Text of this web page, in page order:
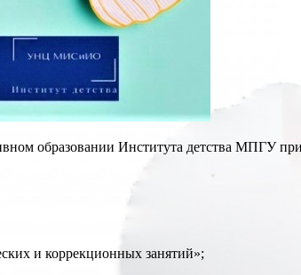
образовании Института детства МПГУ
и коррекционных занятий»;